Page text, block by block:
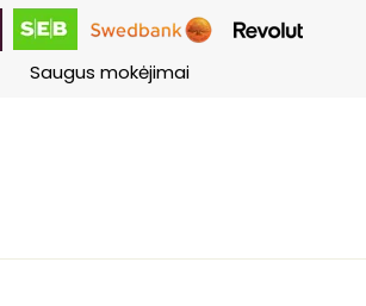
Saugus mokėjimai